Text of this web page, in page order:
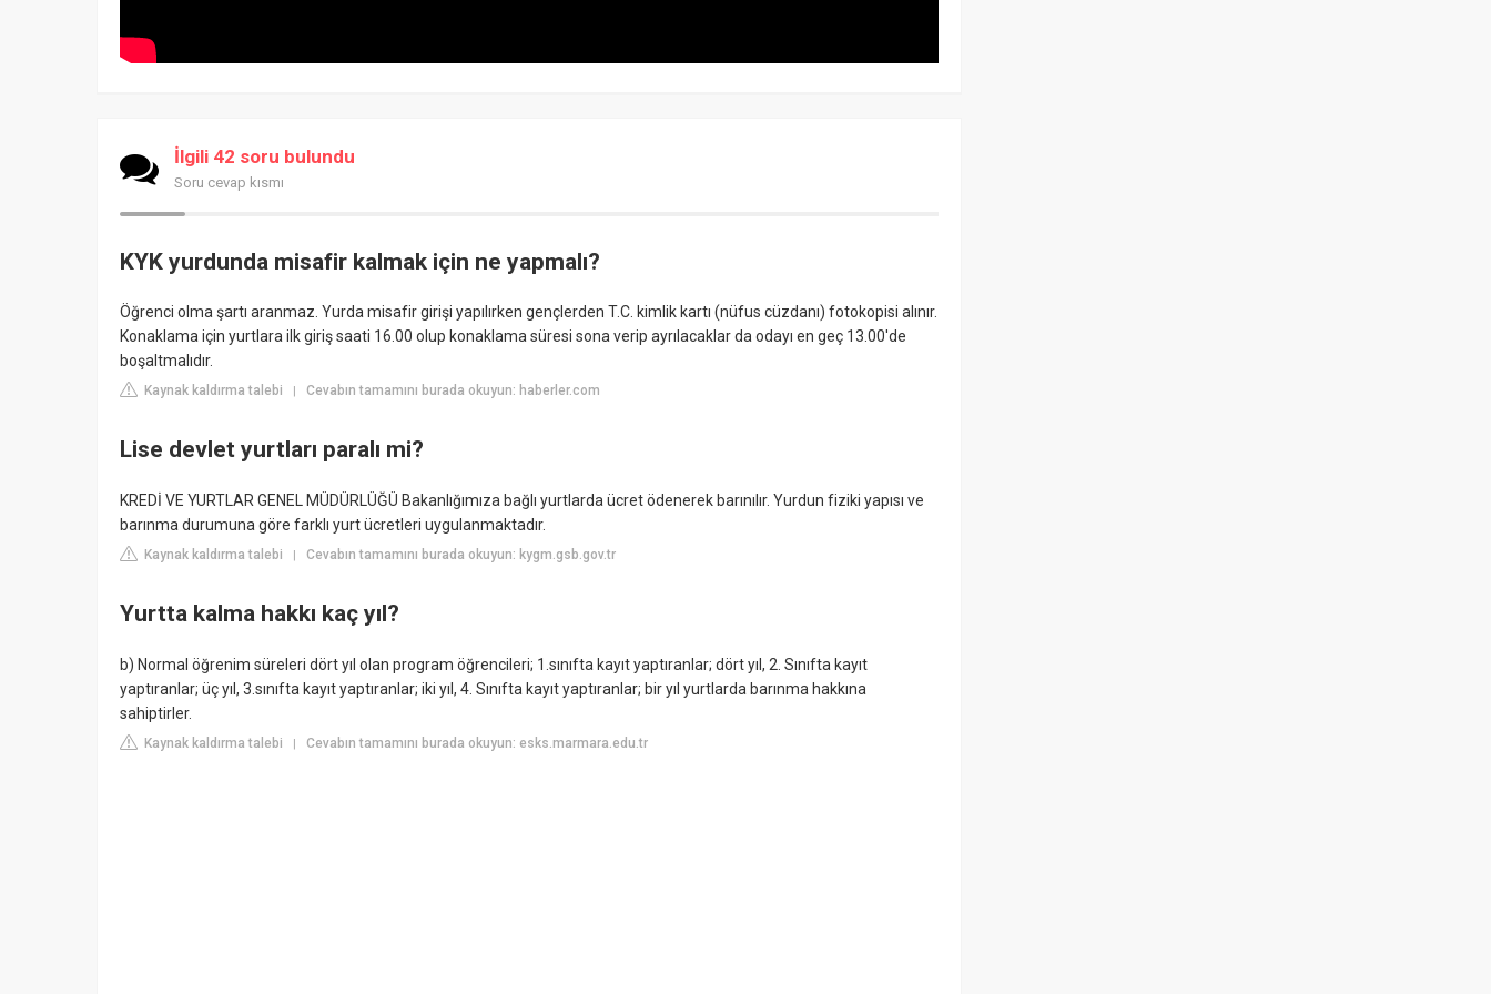
İlgili 42 soru bulundu
Soru cevap kısmı
KYK yurdunda misafir kalmak için ne yapmalı?
Öğrenci olma şartı aranmaz. Yurda misafir girişi yapılırken gençlerden T.C. kimlik kartı (nüfus cüzdanı) fotokopisi alınır.
Konaklama için yurtlara ilk giriş saati 16.00 olup konaklama süresi sona verip ayrılacaklar da odayı en geç 13.00'de
boşaltmalıdır.
Kaynak kaldırma talebi | Cevabın tamamını burada okuyun: haberler.com
Lise devlet yurtları paralı mi?
KREDİ VE YURTLAR GENEL MÜDÜRLÜĞÜ Bakanlığımıza bağlı yurtlarda ücret ödenerek barınılır. Yurdun fiziki yapısı ve
barınma durumuna göre farklı yurt ücretleri uygulanmaktadır.
Kaynak kaldırma talebi | Cevabın tamamını burada okuyun: kygm.gsb.gov.tr
Yurtta kalma hakkı kaç yıl?
b) Normal öğrenim süreleri dört yıl olan program öğrencileri; 1.sınıfta kayıt yaptıranlar; dört yıl, 2. Sınıfta kayıt
yaptıranlar; üç yıl, 3.sınıfta kayıt yaptıranlar; iki yıl, 4. Sınıfta kayıt yaptıranlar; bir yıl yurtlarda barınma hakkına
sahiptirler.
Kaynak kaldırma talebi | Cevabın tamamını burada okuyun: esks.marmara.edu.tr